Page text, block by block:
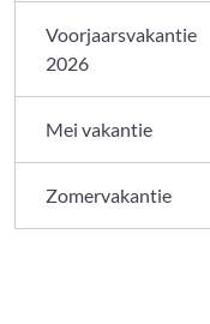
Voorjaarsvakantie
2026
Mei vakantie
Zomervakantie